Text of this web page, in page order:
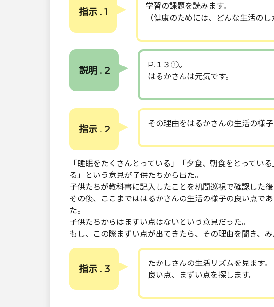
指示 . 1
学習の課題を読みます。
（健康のためには、どんな生活のし
説明 . 2
P.１３①。
はるかさんは元気です。
指示 . 2 その理由をはるかさんの生活の様
「睡眠をたくさんとっている」「夕食、朝食をとってい
る」という意見が子供たちから出た。
子供たちが教科書に記入したことを机間巡視で確認した
その後、ここまでははるかさんの生活の様子の良い点で
た。
子供たちからはまずい点はないという意見だった。
もし、この際まずい点が出てきたら、その理由を聞き、
指示 . 3
たかしさんの生活リズムを見ます。
良い点、まずい点を探します。